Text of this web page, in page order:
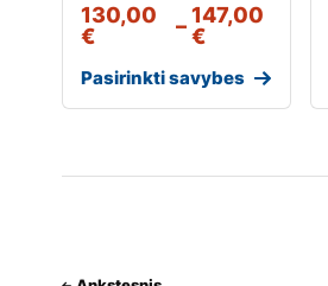
130,00
€
– 147,00
€
Pasirinkti savybes